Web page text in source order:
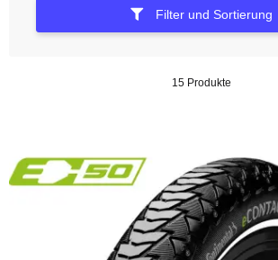
Filter und Sortierung
15 Produkte